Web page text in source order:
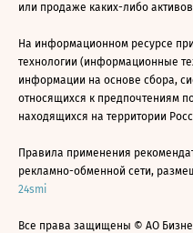
или продаже каких-либо
На информационном ресурсе
технологии (информационные
информации на основе сбора,
относящихся к предпочтениям
находящихся на территории
Правила применения
рекламно-обменной сети,
24smi
Все права защищены © АО